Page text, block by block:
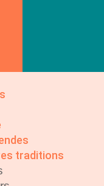
traditions